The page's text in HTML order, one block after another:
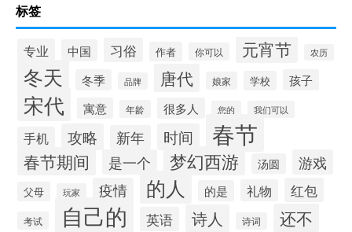
标签
专业 中国 习俗 作者 你可以 元宵节 农历
冬天 冬季 品牌 唐代 娘家 学校 孩子
宋代 寓意 年龄 很多人 您的 我们可以
手机 攻略 新年 时间 春节
春节期间 是一个 梦幻西游 汤圆 游戏
父母 玩家 疫情 的人 的是 礼物 红包
考试 自己的 英语 诗人 诗词 还不